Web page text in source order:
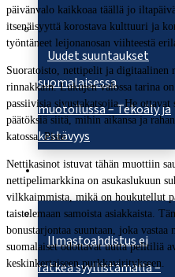
Uudet suuntaukset
suomalaisessa
muotoilussa – Tekoäly ja
kestävyys
Mielipide
Ilmastoahdistus ei
ratkea syyllistämällä –
päivänvalo kaikkoaa täällä jo
itsenäisyyttä korostava kulttuuri ja
työntäneet leijonanosan viihteestä
Suoratoisto, nettipelit ja digitaalinen
rinnakkain. Lukujen valossa tarina
passiivisia sivustakatsojia. He
päätöksiä siitä, mihin aikansa ja
katossa. Piste.
Nettikasinot istuvat tähän muottiin
nettipelimarkkina on asukaslukuun
vilkkaimmista, mikä on houkutellut
taistelemaan samoista asiakkaista.
bonustarjontaa suuntaan, joka
suomalaiset odottavat uutta pelitiliä
keskinkertaiseen purkkaviritykseen.